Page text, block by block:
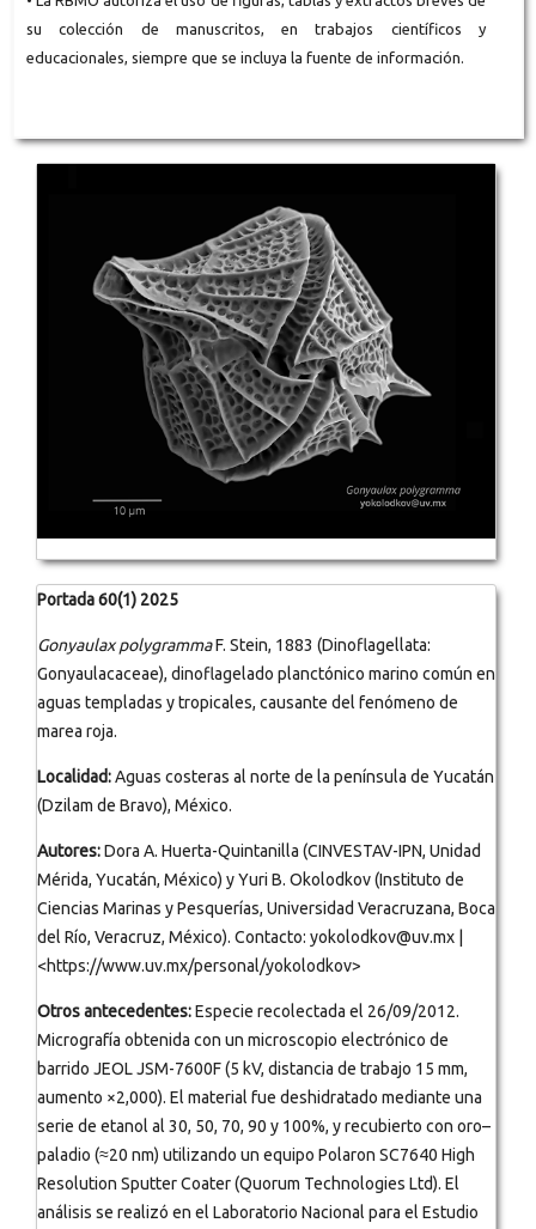
su colección de manuscritos, en trabajos científicos y
educacionales, siempre que se incluya la fuente de información.
Portada 60(1) 2025
Gonyaulax polygrammaF. Stein, 1883 (Dinoflagellata:
Gonyaulacaceae), dinoflagelado planctónico marino común en
aguas templadas y tropicales, causante del fenómeno de
marea roja.
Localidad:Aguas costeras al norte de la península de Yucatán
(Dzilam de Bravo), México.
Autores:Dora A. Huerta-Quintanilla (CINVESTAV-IPN, Unidad
Mérida, Yucatán, México) y Yuri B. Okolodkov (Instituto de
Ciencias Marinas y Pesquerías, Universidad Veracruzana, Boca
del Río, Veracruz, México). Contacto: yokolodkov@uv.mx |
<https://www.uv.mx/personal/yokolodkov>
Otros antecedentes:Especie recolectada el 26/09/2012.
Micrografía obtenida con un microscopio electrónico de
barrido JEOL JSM-7600F (5 kV, distancia de trabajo 15 mm,
aumento ×2,000). El material fue deshidratado mediante una
serie de etanol al 30, 50, 70, 90 y 100%, y recubierto con oro–
paladio (≈20 nm) utilizando un equipo Polaron SC7640 High
Resolution Sputter Coater (Quorum Technologies Ltd). El
análisis se realizó en el Laboratorio Nacional para el Estudio